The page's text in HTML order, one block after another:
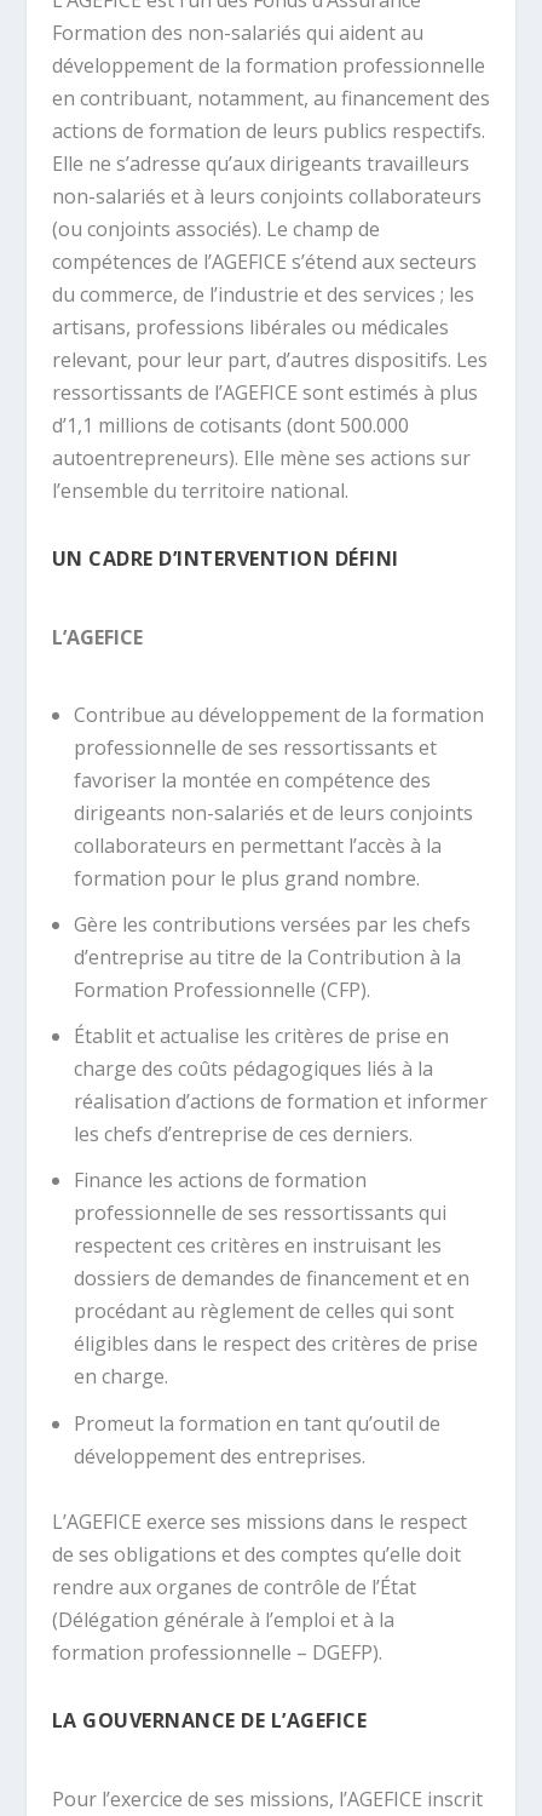
Formation des non-salariés qui aident au
développement de la formation professionnelle
en contribuant, notamment, au financement des
actions de formation de leurs publics respectifs.
Elle ne s’adresse qu’aux dirigeants travailleurs
non-salariés et à leurs conjoints collaborateurs
(ou conjoints associés). Le champ de
compétences de l’AGEFICE s’étend aux secteurs
du commerce, de l’industrie et des services ; les
artisans, professions libérales ou médicales
relevant, pour leur part, d’autres dispositifs. Les
ressortissants de l’AGEFICE sont estimés à plus
d’1,1 millions de cotisants (dont 500.000
autoentrepreneurs). Elle mène ses actions sur
l’ensemble du territoire national.
UN CADRE D’INTERVENTION DÉFINI
L’AGEFICE
Contribue au développement de la formation
professionnelle de ses ressortissants et
favoriser la montée en compétence des
dirigeants non-salariés et de leurs conjoints
collaborateurs en permettant l’accès à la
formation pour le plus grand nombre.
Gère les contributions versées par les chefs
d’entreprise au titre de la Contribution à la
Formation Professionnelle (CFP).
Établit et actualise les critères de prise en
charge des coûts pédagogiques liés à la
réalisation d’actions de formation et informer
les chefs d’entreprise de ces derniers.
Finance les actions de formation
professionnelle de ses ressortissants qui
respectent ces critères en instruisant les
dossiers de demandes de financement et en
procédant au règlement de celles qui sont
éligibles dans le respect des critères de prise
en charge.
Promeut la formation en tant qu’outil de
développement des entreprises.
L’AGEFICE exerce ses missions dans le respect
de ses obligations et des comptes qu’elle doit
rendre aux organes de contrôle de l’État
(Délégation générale à l’emploi et à la
formation professionnelle – DGEFP).
LA GOUVERNANCE DE L’AGEFICE
Pour l’exercice de ses missions, l’AGEFICE inscrit